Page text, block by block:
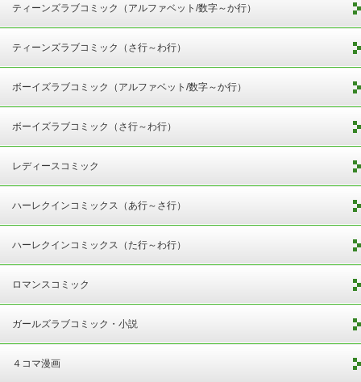
ティーンズラブコミック（アルファベット/数字～か行）
ティーンズラブコミック（さ行～わ行）
ボーイズラブコミック（アルファベット/数字～か行）
ボーイズラブコミック（さ行～わ行）
レディースコミック
ハーレクインコミックス（あ行～さ行）
ハーレクインコミックス（た行～わ行）
ロマンスコミック
ガールズラブコミック・小説
４コマ漫画